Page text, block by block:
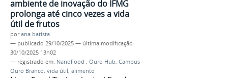
ambiente de inovação do IFMG
prolonga até cinco vezes a vida
útil de frutos
porana.batista
— publicado 29/10/2025 — última modificação
30/10/2025 13h02
— registrado em: NanoFood , Ouro Hub, Campus
Ouro Branco, vida útil, alimento